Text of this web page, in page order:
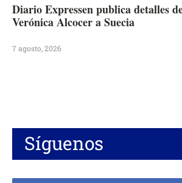
Diario Expressen publica detalles
Verónica Alcocer a Suecia
7 agosto, 2026
Síguenos